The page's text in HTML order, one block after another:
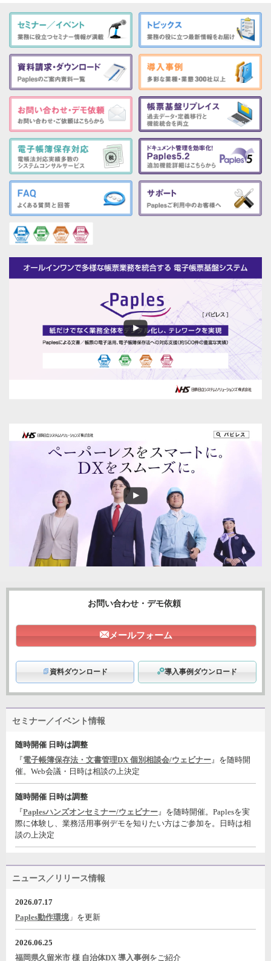
お問い合わせ・デモ依頼
メールフォーム
資料ダウンロード 導入事例ダウンロード
セミナー／イベント情報
随時開催 日時は調整
『電子帳簿保存法・文書管理DX 個別相談会/ウェビナー 』を随時開
催。Web会議・日時は相談の上決定
随時開催 日時は調整
『Paplesハンズオンセミナー/ウェビナー 』を随時開催。Paplesを実
際に体験し、業務活用事例デモを知りたい方はご参加を。日時は相
談の上決定
ニュース／リリース情報
2026.07.17
Paples動作環境 」を更新
2026.06.25
福岡県久留米市 様 自治体DX 導入事例をご紹介